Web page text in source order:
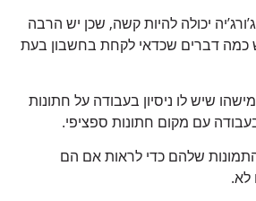
יכולה להיות קשה, שכן יש הרבה
דברים שכדאי לקחת בחשבון בעת
שיש לו ניסיון בעבודה על חתונות
עם מקום חתונות ספציפי.
שלהם כדי לראות אם הם